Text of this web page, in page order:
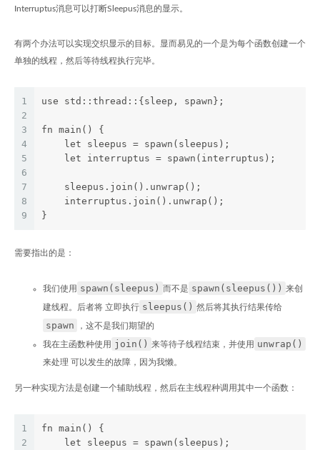
Interruptus消息可以打断Sleepus消息的显示。
有两个办法可以实现交织显示的目标。显而易见的一个是为每个函数创建一个
单独的线程，然后等待线程执行完毕。
1
2
3
4
5
6
7
8
9
use std::thread::{sleep, spawn};
fn main() {
    let sleepus = spawn(sleepus);
    let interruptus = spawn(interruptus);
    sleepus.join().unwrap();
    interruptus.join().unwrap();
}
需要指出的是：
我们使用 spawn(sleepus) 而不是 spawn(sleepus()) 来创
建线程。后者将 立即执行 sleepus() 然后将其执行结果传给
spawn ，这不是我们期望的
我在主函数种使用 join() 来等待子线程结束，并使用 unwrap()
来处理 可以发生的故障，因为我懒。
另一种实现方法是创建一个辅助线程，然后在主线程种调用其中一个函数：
1
2
fn main() {
    let sleepus = spawn(sleepus);